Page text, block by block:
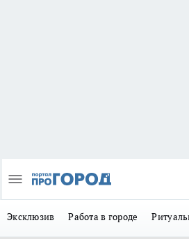
Эксклюзив Работа в городе